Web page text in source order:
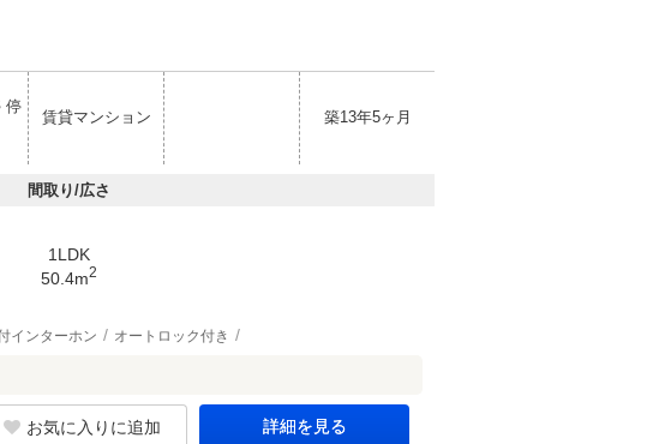
停
賃貸マンション 築13年5ヶ月
間取り/広さ
1LDK
50.4m2
インターホン オートロック付き
お気に入りに追加 詳細を見る